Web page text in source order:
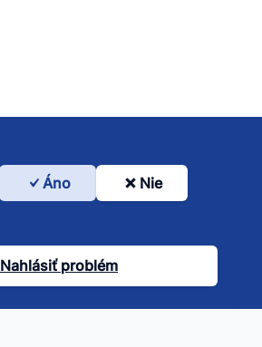
Bol
článok
užitočný?
Áno Nie
Nahlásiť problém